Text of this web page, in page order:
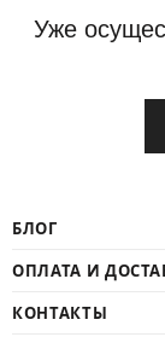
Уже
БЛОГ
ОПЛАТА И
КОНТАКТЫ